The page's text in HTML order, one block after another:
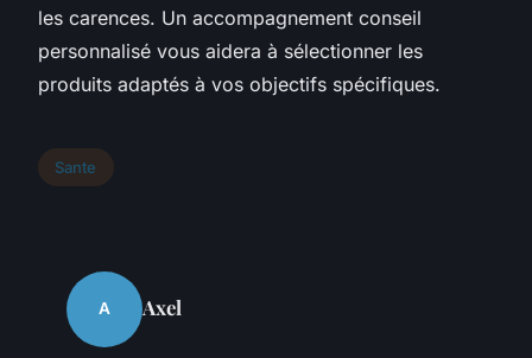
les carences. Un accompagnement conseil
personnalisé vous aidera à sélectionner les
produits adaptés à vos objectifs spécifiques.
Sante
A Axel